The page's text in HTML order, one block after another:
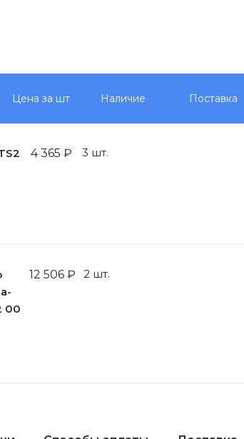
Цена за шт Наличие Поставка
4 365 ₽ 3 шт.
00
12 506 ₽ 2 шт.